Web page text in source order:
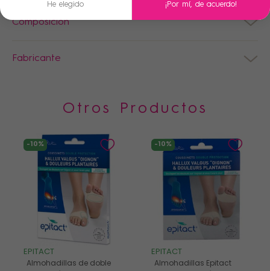
Composición
Fabricante
Otros Productos
-10%
EPITACT
Almohadillas de doble
-10%
EPITACT
Almohadillas Epitact
He elegido ¡Por mí, de acuerdo!